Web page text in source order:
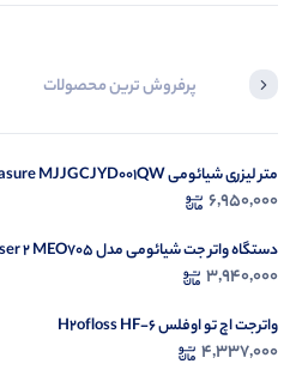
پرفروش ترین محصولات
متر لیزری شیائومی Smart Laser Measure MJJGCJYD001QW
6,950,000
دستگاه واتر جت شیائومی مدل Water Flosser 2 MEO705
3,940,000
واترجت اچ تو اوفلس H2ofloss HF-6
4,337,000